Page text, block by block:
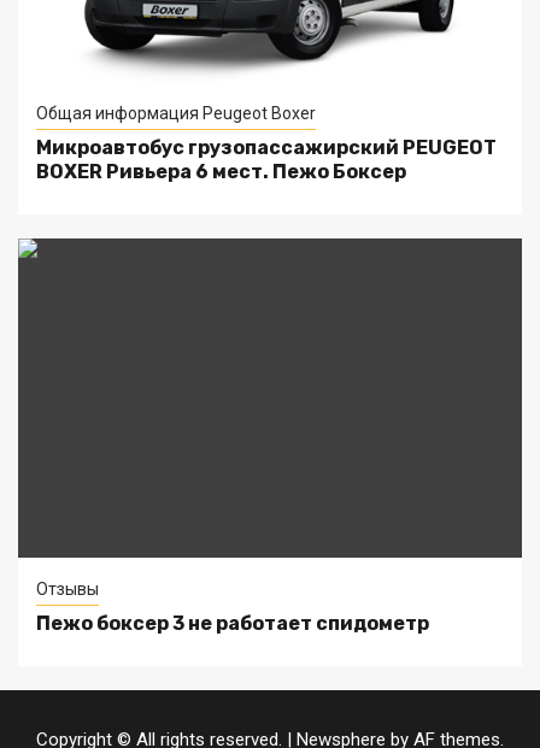
Общая информация Peugeot Boxer
Микроавтобус грузопассажирский PEUGEOT
BOXER Ривьера 6 мест. Пежо Боксер
Отзывы
Пежо боксер 3 не работает спидометр
Copyright © All rights reserved. | Newsphere by AF themes.